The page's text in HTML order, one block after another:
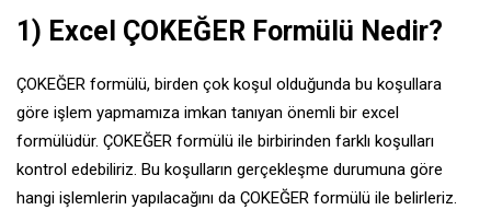
1) Excel ÇOKEĞER Formülü Nedir?
ÇOKEĞER formülü, birden çok koşul olduğunda bu koşullara
göre işlem yapmamıza imkan tanıyan önemli bir excel
formülüdür. ÇOKEĞER formülü ile birbirinden farklı koşulları
kontrol edebiliriz. Bu koşulların gerçekleşme durumuna göre
hangi işlemlerin yapılacağını da ÇOKEĞER formülü ile belirleriz.